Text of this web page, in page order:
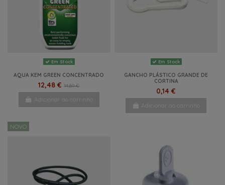
Em Stock
AQUA KEM GREEN CONCENTRADO
12,48 €14,69 €
Adicionar ao carrinho
Em Stock
GANCHO PLÁSTICO GRANDE DE
CORTINA
0,14 €
Adicionar ao carrinho
NOVO